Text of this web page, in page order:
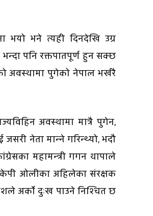
भयो भने त्यही दिनदेखि उग्र
पनि रक्तपातपूर्ण हुन सक्छ
अवस्थामा पुगेको नेपाल भर्खरै
अवस्थामा मात्रै पुगेन,
नेता मान्ने गरिन्थ्यो, भदौ
महामन्त्री गगन थापाले
केपी ओलीका अहिलेका संरक्षक
अर्काे दुःख पाउने निश्चित छ